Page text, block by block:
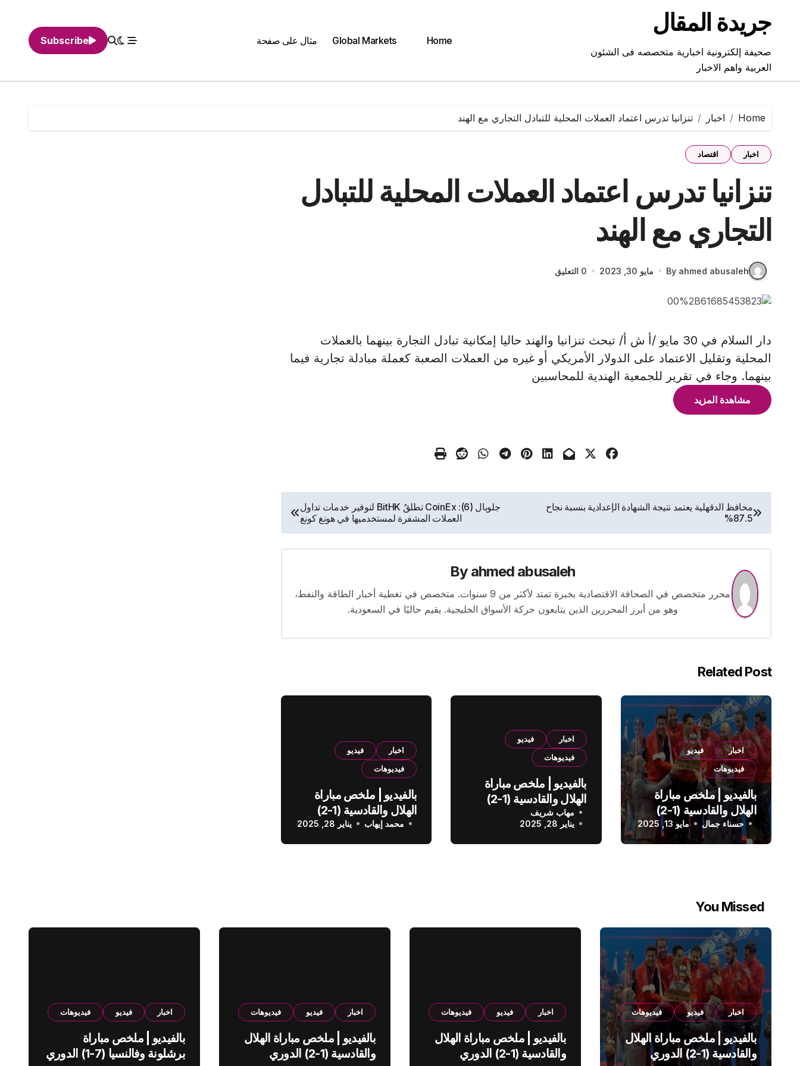
contentجريدة المقال
صحيفة إلكترونية اخبارية متخصصه فى الشئون
العربية واهم الاخبار
Home
Global Markets مثال على صفحة Subscribe
Home اخبار تنزانيا تدرس اعتماد العملات المحلية للتبادل التجاري مع الهند
اخبار اقتصاد
تنزانيا تدرس اعتماد العملات المحلية للتبادل
التجاري مع الهند
By ahmed abusaleh مايو 30, 2023 0 التعليق
دار السلام في 30 مايو /أ ش أ/ تبحث تنزانيا والهند حاليا إمكانية تبادل التجارة بينهما بالعملات
المحلية وتقليل الاعتماد على الدولار الأمريكي أو غيره من العملات الصعبة كعملة مبادلة تجارية فيما
بينهما. وجاء في تقرير للجمعية الهندية للمحاسبين
مشاهدة المزيد
تصفّح
المقالات
محافظ الدقهلية يعتمد نتيجة الشهادة الإعدادية بنسبة نجاح
87.5%
جلوبال (6): CoinEx تطلقُ BitHK لتوفير خدمات تداول
العملات المشفرة لمستخدميها في هونغ كونغ
By ahmed abusaleh
محرر متخصص في الصحافة الاقتصادية بخبرة تمتد لأكثر من 9 سنوات. متخصص في تغطية أخبار الطاقة والنفط،
وهو من أبرز المحررين الذين يتابعون حركة الأسواق الخليجية. يقيم حاليًا في السعودية.
Related Post
اخبار
فيديو
فيديوهات
بالفيديو | ملخص مباراة
الهلال والقادسية (1-2)
الدوري السعودي
حسناء جمال مايو 13, 2025
اخبار
فيديو
فيديوهات
بالفيديو | ملخص مباراة
الهلال والقادسية (1-2)
الدوري السعودي
مهاب شريف
يناير 28, 2025
اخبار
فيديو
فيديوهات
بالفيديو | ملخص مباراة
الهلال والقادسية (1-2)
الدوري السعودي
محمد إيهاب يناير 28, 2025
You Missed
اخبار فيديو فيديوهات
بالفيديو | ملخص مباراة الهلال
والقادسية (1-2) الدوري
اخبار فيديو فيديوهات
بالفيديو | ملخص مباراة الهلال
والقادسية (1-2) الدوري
اخبار فيديو فيديوهات
بالفيديو | ملخص مباراة الهلال
والقادسية (1-2) الدوري
اخبار فيديو فيديوهات
بالفيديو | ملخص مباراة
برشلونة وفالنسيا (7-1) الدوري